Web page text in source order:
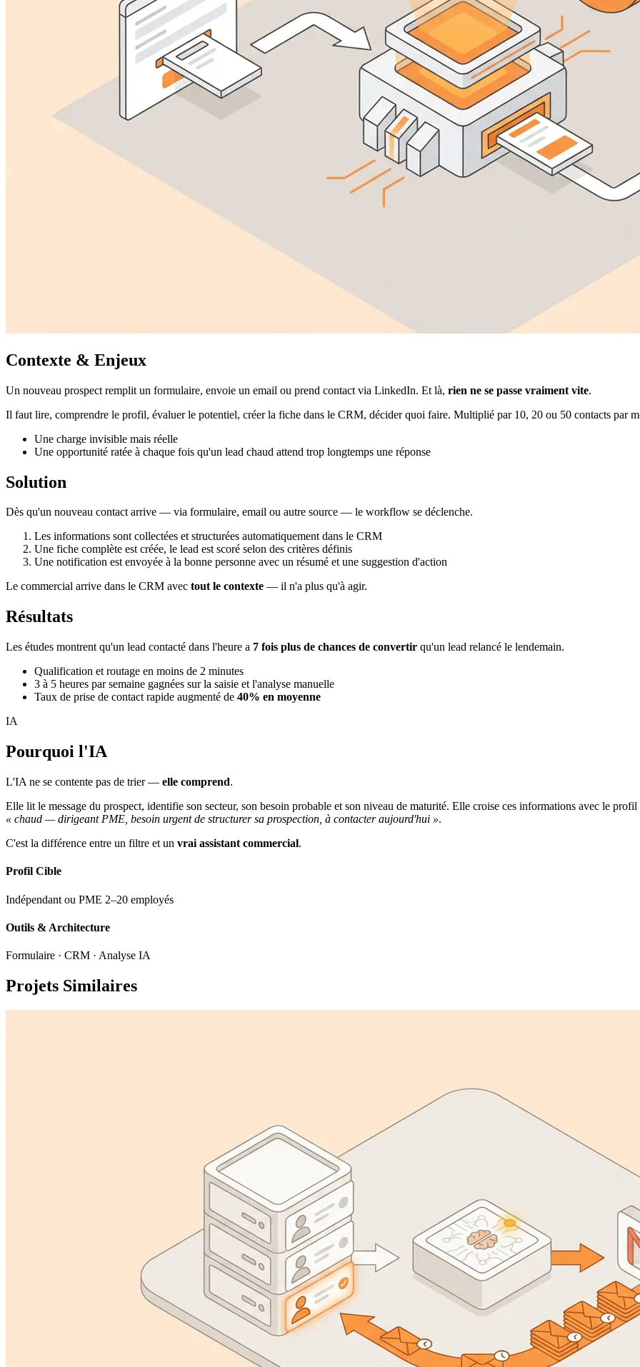
Contexte & Enjeux
Un nouveau prospect remplit un formulaire, envoie un email ou prend contact via LinkedIn. Et là, rien ne se passe vraiment vite.
Il faut lire, comprendre le profil, évaluer le potentiel, créer la fiche dans le CRM, décider quoi faire. Multiplié par 10, 20 ou 50 contacts par
Une charge invisible mais réelle
Une opportunité ratée à chaque fois qu'un lead chaud attend trop longtemps une réponse
Solution
Dès qu'un nouveau contact arrive — via formulaire, email ou autre source — le workflow se déclenche.
Les informations sont collectées et structurées automatiquement dans le CRM
Une fiche complète est créée, le lead est scoré selon des critères définis
Une notification est envoyée à la bonne personne avec un résumé et une suggestion d'action
Le commercial arrive dans le CRM avec tout le contexte — il n'a plus qu'à agir.
Résultats
Les études montrent qu'un lead contacté dans l'heure a 7 fois plus de chances de convertir qu'un lead relancé le lendemain.
Qualification et routage en moins de 2 minutes
3 à 5 heures par semaine gagnées sur la saisie et l'analyse manuelle
Taux de prise de contact rapide augmenté de 40% en moyenne
IA
Pourquoi l'IA
L'IA ne se contente pas de trier — elle comprend.
Elle lit le message du prospect, identifie son secteur, son besoin probable et son niveau de maturité. Elle croise ces informations avec le
« chaud — dirigeant PME, besoin urgent de structurer sa prospection, à contacter aujourd'hui ».
C'est la différence entre un filtre et un vrai assistant commercial.
Profil Cible
Indépendant ou PME 2–20 employés
Outils & Architecture
Formulaire · CRM · Analyse IA
Projets Similaires